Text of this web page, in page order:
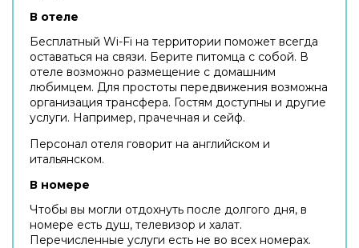
В отеле
Бесплатный Wi-Fi на территории поможет всегда
оставаться на связи. Берите питомца с собой. В
отеле возможно размещение с домашним
любимцем. Для простоты передвижения возможна
организация трансфера. Гостям доступны и другие
услуги. Например, прачечная и сейф.
Персонал отеля говорит на английском и
итальянском.
В номере
Чтобы вы могли отдохнуть после долгого дня, в
номере есть душ, телевизор и халат.
Перечисленные услуги есть не во всех номерах.